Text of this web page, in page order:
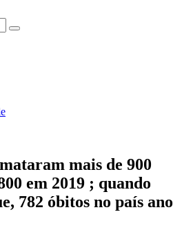
mais de 900
em 2019 ; quando
782 óbitos no país ano